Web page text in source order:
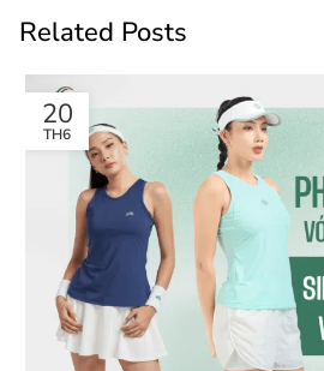
Related Posts
20
TH6